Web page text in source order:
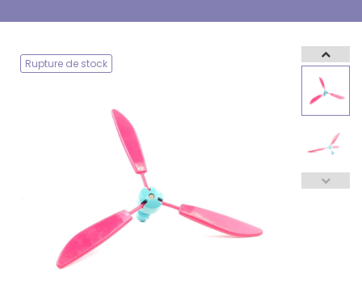
Rupture de stock